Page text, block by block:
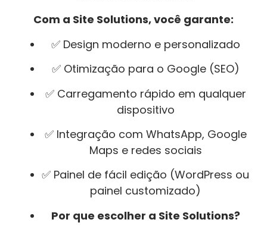
Com a Site Solutions, você garante:
✅ Design moderno e personalizado
✅ Otimização para o Google (SEO)
✅ Carregamento rápido em qualquer
dispositivo
✅ Integração com WhatsApp, Google
Maps e redes sociais
✅ Painel de fácil edição (WordPress ou
painel customizado)
Por que escolher a Site Solutions?